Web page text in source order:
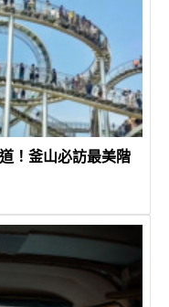
！釜山必訪最美階